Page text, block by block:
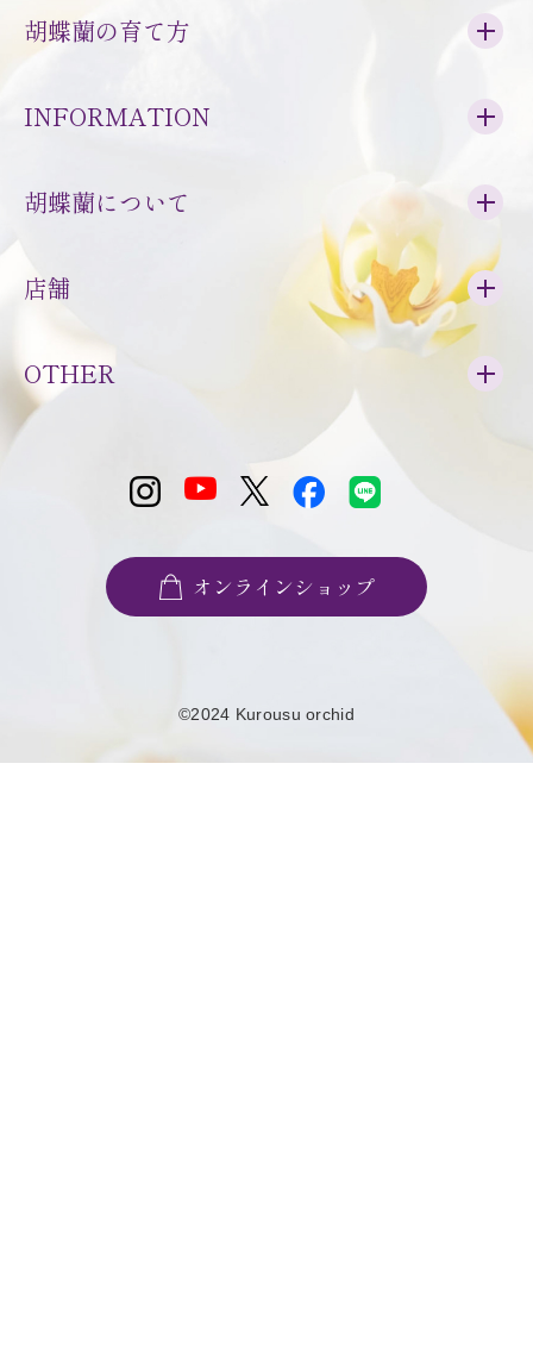
胡蝶蘭の育て方
INFORMATION
胡蝶蘭について
店舗
OTHER
オンラインショップ
©2024 Kurousu orchid